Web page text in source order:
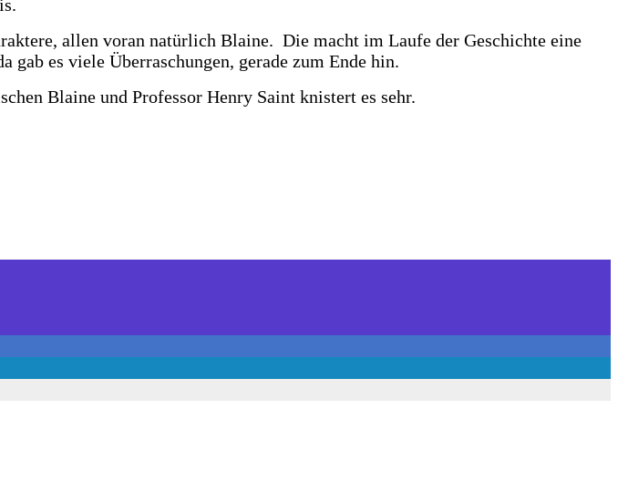
allen voran natürlich Blaine. Die macht im Laufe der Geschichte eine
es viele Überraschungen, gerade zum Ende hin.
Blaine und Professor Henry Saint knistert es sehr.